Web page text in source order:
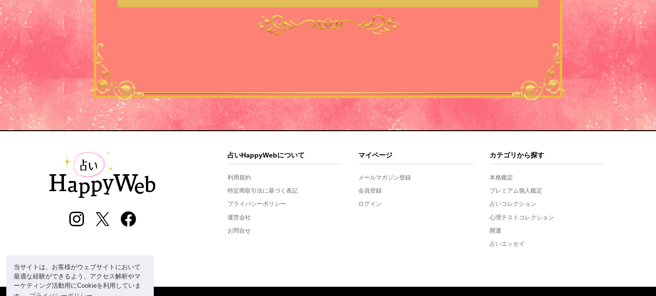
当サイトは、お客様がウェブサイトにおいて
最適な経験ができるよう、アクセス解析やマ
ーケティング活動用にCookieを利用していま
占いHappyWebについて
利用規約
特定商取引法に基づく表記
プライバシーポリシー
運営会社
お問合せ
マイページ
メールマガジン登録
会員登録
ログイン
カテゴリから探す
本格鑑定
プレミアム個人鑑定
占いコレクション
心理テストコレクション
開運
占いエッセイ